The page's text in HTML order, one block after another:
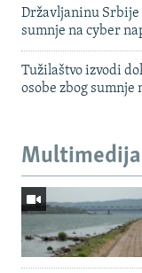
Državljaninu
sumnje na cyber
Tužilaštvo izvodi
osobe zbog sumnje
Multimedija